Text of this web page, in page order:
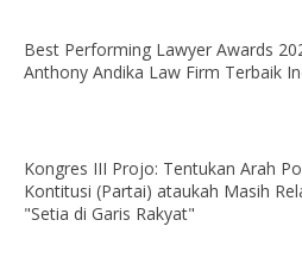
Best Performing Lawyer Awards
Anthony Andika Law Firm Terbaik
Kongres III Projo: Tentukan Arah
Kontitusi (Partai) ataukah Masih
"Setia di Garis Rakyat"